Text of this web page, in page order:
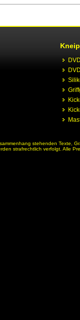
stehenden Texte,
strafrechtlich verfolgt. Alle